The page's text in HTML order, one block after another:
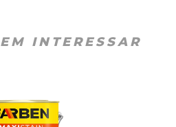
INTERESSAR